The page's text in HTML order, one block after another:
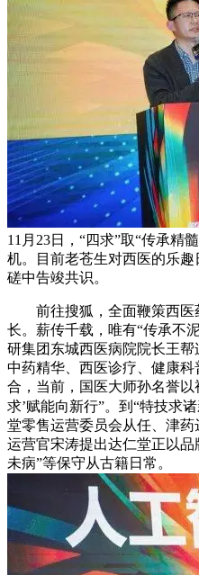
11月23日，“四求”取“传承精
机。目前老苍生对西医的乐
磋中告竣共识。
前往搜狐，全面鞭策西医
长。薪传千载，唯有“传承不
研集团东城西医病院院长王帮
中药精华、西医诊疗、健康
合，当前，国医大师孙名誉以
求’赋能向新行”。到“特技求
堂零售运营委员会从任、津
运营官宋涛提出达仁堂正以品
未病”等保守从古籍日常。